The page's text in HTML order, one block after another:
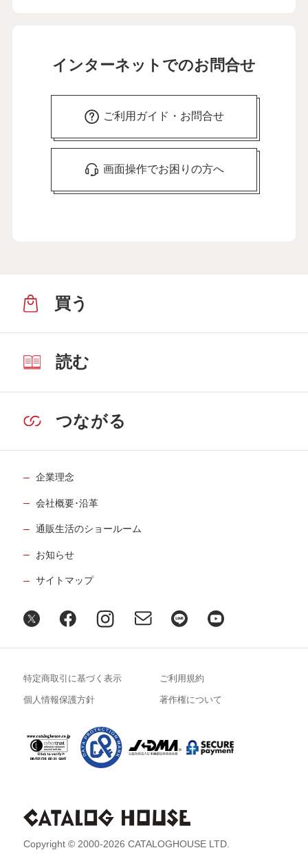
インターネットでのお問合せ
ご利用ガイド・お問合せ
画面操作でお困りの方へ
買う
読む
つながる
企業理念
会社概要･沿革
通販生活のショールーム
お知らせ
サイトマップ
Copyright © 2000-2026 CATALOGHOUSE LTD.
特定商取引に基づく表示 ご利用規約
個人情報保護方針 著作権について